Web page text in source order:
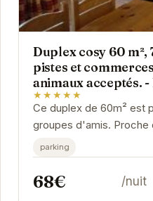
Duplex cosy 60 m²,
pistes et
animaux acceptés. -
★★★★★
Ce duplex de 60m² est
groupes d'amis. Proche
commerces, il offre un
de...
parking
68€ /nuit